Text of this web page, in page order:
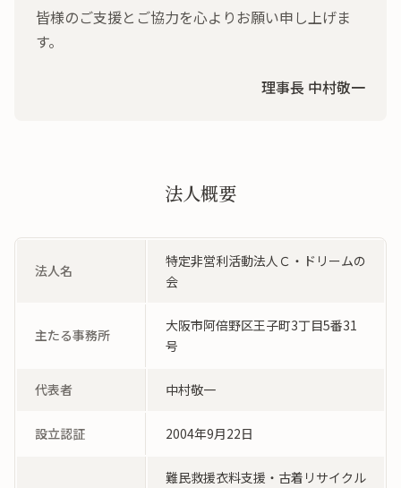
皆様のご支援とご協力を心よりお願い申し上げま
す。
理事長 中村敬一
法人概要
法人名
特定非営利活動法人Ｃ・ドリームの
会
主たる事務所
大阪市阿倍野区王子町3丁目5番31
号
代表者 中村敬一
設立認証 2004年9月22日
難民救援衣料支援・古着リサイクル